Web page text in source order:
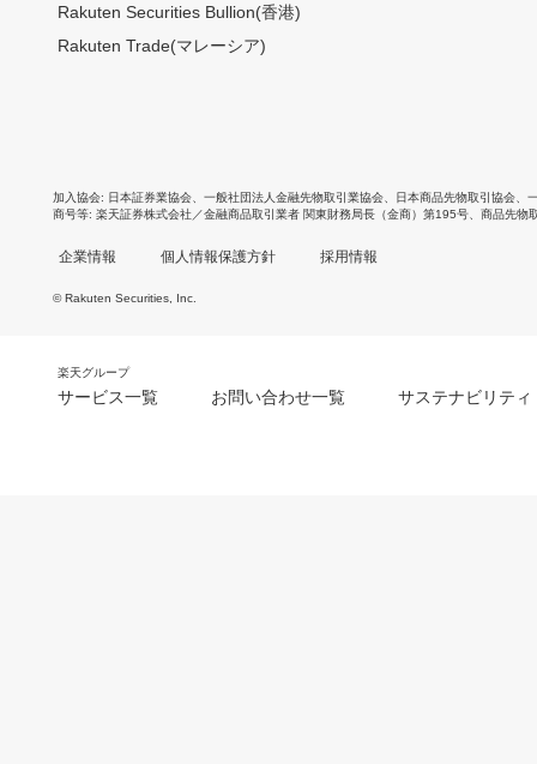
Rakuten Securities Bullion(香港)
Rakuten Trade(マレーシア)
加入協会 日本証券業協会 一般社団法人金融先物取引業協会 日本商品先物取引協会
商号等 楽天証券株式会社／金融商品取引業者 関東財務局長（金商）第195号、商品先物
企業情報 個人情報保護方針 採用情報
© Rakuten Securities, Inc.
楽天グループ
サービス一覧 お問い合わせ一覧 サステナビリティ